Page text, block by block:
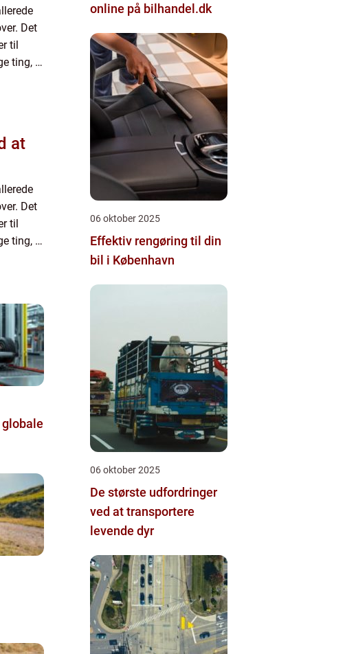
Det
til
ting, så
at
Det
til
ting, så
online på bilhandel.dk
06 oktober 2025
Effektiv rengøring til din
bil i København
06 oktober 2025
De største udfordringer
ved at transportere
levende dyr